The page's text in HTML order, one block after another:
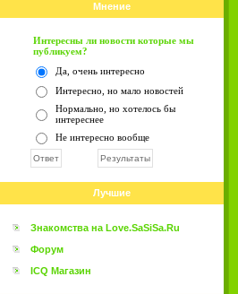
Мнение
Интересны ли новости которые мы
публикуем?
Да, очень интересно
Интересно, но мало новостей
Нормально, но хотелось бы
интереснее
Не интересно вообще
Лучшие
Знакомства на Love.SaSiSa.Ru
Форум
ICQ Магазин